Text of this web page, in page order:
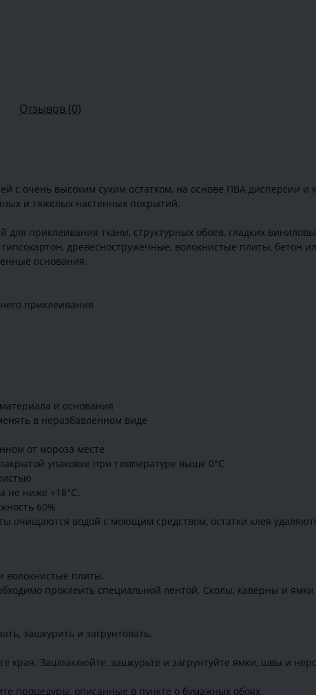
Отзывов (0)
с очень высоким сухим остатком, на основе ПВА дисперсии и
и тяжелых настенных покрытий.
приклеивания ткани, структурных обоев, гладких
древесностружечные, волокнистые плиты, бетон
основания.
приклеивания
и основания
в неразбавленном виде
от мороза месте
упаковке при температуре выше 0°C
не ниже +18°C.
60%
очищаются водой с моющим средством, остатки клея
волокнистые плиты.
проклеить специальной лентой. Сколы, каверны и
зашкурить и загрунтовать.
края. Зашпаклюйте, зашкурьте и загрунтуйте ямки, швы и
процедуры, описанные в пункте о бумажных обоях.